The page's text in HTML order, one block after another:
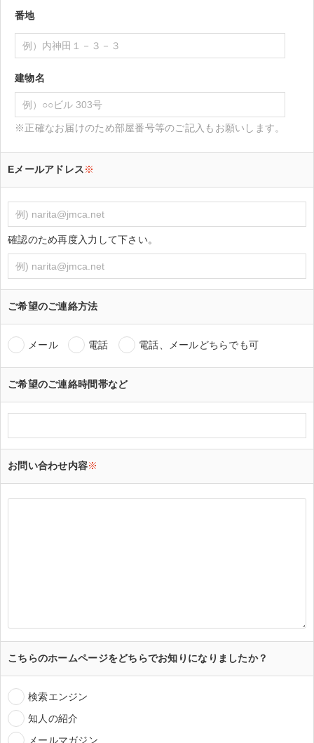
番地
建物名
※正確なお届けのため部屋番号等のご記入もお願いします。
Eメールアドレス※
確認のため再度入力して下さい。
ご希望のご連絡方法
メール 電話 電話、メールどちらでも可
ご希望のご連絡時間帯など
お問い合わせ内容※
こちらのホームページをどちらでお知りになりましたか？
検索エンジン
知人の紹介
メールマガジン